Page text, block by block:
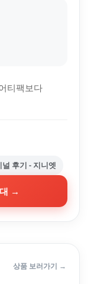
티팩보다
후기 - 지니엣
→
상품 보러가기 →